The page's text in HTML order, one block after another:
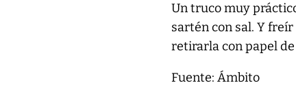
Un truco muy
sartén con sal. Y
retirarla con papel
Fuente: Ámbito